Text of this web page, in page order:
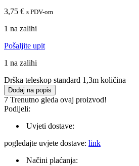
3,75 € s PDV-om
1 na zalihi
Pošaljite upit
1 na zalihi
Drška teleskop standard 1,3m količina
Dodaj na popis
7 Trenutno gleda ovaj proizvod!
Podijeli:
Uvjeti dostave:
pogledajte uvjete dostave: link
Načini plaćanja: